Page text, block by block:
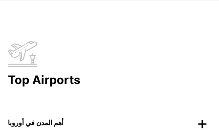
Top Airports
أهم المدن في أوروبا